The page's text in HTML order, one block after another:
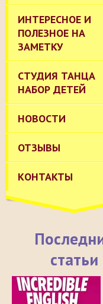
ИНТЕРЕСНОЕ И
ПОЛЕЗНОЕ НА
ЗАМЕТКУ
СТУДИЯ ТАНЦА
НАБОР ДЕТЕЙ
НОВОСТИ
ОТЗЫВЫ
КОНТАКТЫ
статьи